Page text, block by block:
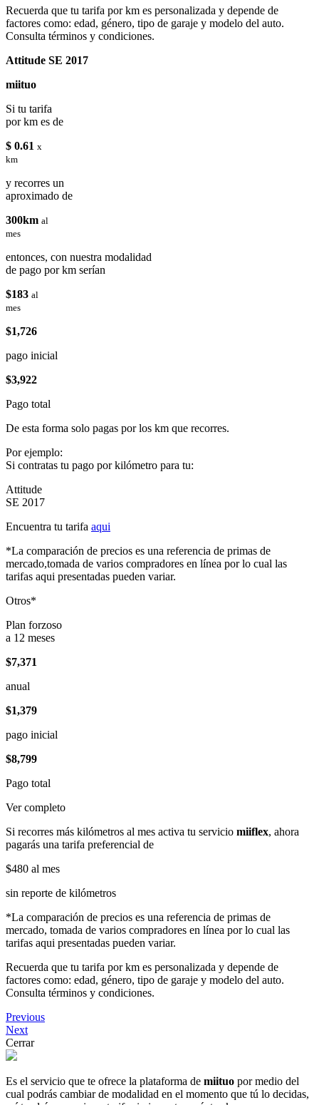
Recuerda que tu tarifa por km es personalizada y depende de
factores como: edad, género, tipo de garaje y modelo del auto.
Consulta términos y condiciones.
Attitude SE 2017
miituo
Si tu tarifa
por km es de
$ 0.61 x
km
y recorres un
aproximado de
300km al
mes
entonces, con nuestra modalidad
de pago por km serían
$183 al
mes
$1,726
pago inicial
$3,922
Pago total
De esta forma solo pagas por los km que recorres.
Por ejemplo:
Si contratas tu pago por kilómetro para tu:
Attitude
SE 2017
Encuentra tu tarifa aqui
*La comparación de precios es una referencia de primas de
mercado,tomada de varios compradores en línea por lo cual las
tarifas aqui presentadas pueden variar.
Otros*
Plan forzoso
a 12 meses
$7,371
anual
$1,379
pago inicial
$8,799
Pago total
Ver completo
Si recorres más kilómetros al mes activa tu servicio miiflex, ahora
pagarás una tarifa preferencial de
$480 al mes
sin reporte de kilómetros
*La comparación de precios es una referencia de primas de
mercado, tomada de varios compradores en línea por lo cual las
tarifas aqui presentadas pueden variar.
Recuerda que tu tarifa por km es personalizada y depende de
factores como: edad, género, tipo de garaje y modelo del auto.
Consulta términos y condiciones.
Previous
Next
Cerrar
Es el servicio que te ofrece la plataforma de miituo por medio del
cual podrás cambiar de modalidad en el momento que tú lo decidas,